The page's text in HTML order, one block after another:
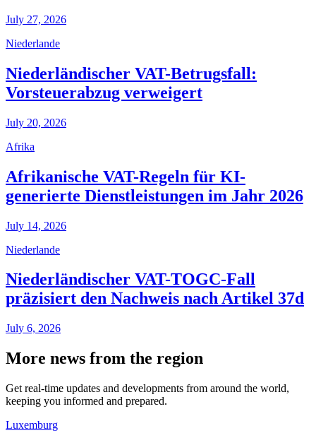
July 27, 2026
Niederlande
Niederländischer VAT-Betrugsfall:
Vorsteuerabzug verweigert
July 20, 2026
Afrika
Afrikanische VAT-Regeln für KI-
generierte Dienstleistungen im Jahr 2026
July 14, 2026
Niederlande
Niederländischer VAT-TOGC-Fall
präzisiert den Nachweis nach Artikel 37d
July 6, 2026
More news from the region
Get real-time updates and developments from around the world,
keeping you informed and prepared.
Luxemburg